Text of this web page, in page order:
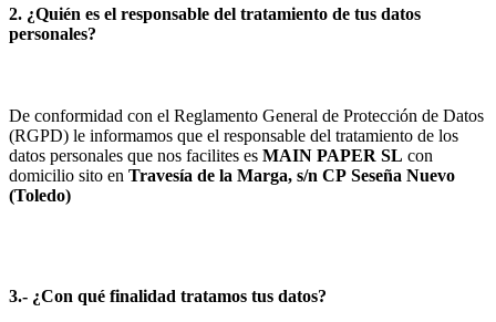
2. ¿Quién es el responsable del tratamiento de tus datos
personales?
De conformidad con el Reglamento General de Protección de Datos
(RGPD) le informamos que el responsable del tratamiento de los
datos personales que nos facilites es MAIN PAPER SL con
domicilio sito en Travesía de la Marga, s/n CP Seseña Nuevo
(Toledo)
3.- ¿Con qué finalidad tratamos tus datos?